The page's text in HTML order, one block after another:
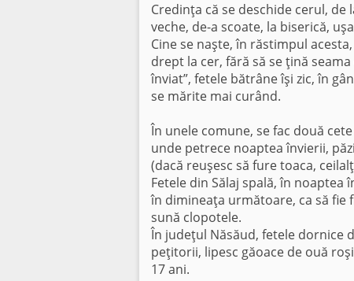
Credinţa că se deschide cerul,
veche, de-a scoate, la biserică,
Cine se naşte, în răstimpul
drept la cer, fără să se ţină
înviat”, fetele bătrâne îşi zic, în
se mărite mai curând.
În unele comune, se fac două
unde petrece noaptea învierii,
(dacă reuşesc să fure toaca,
Fetele din Sălaj spală, în
în dimineaţa următoare, ca să fie
sună clopotele.
În judeţul Năsăud, fetele dornice
peţitorii, lipesc găoace de ouă
17 ani.